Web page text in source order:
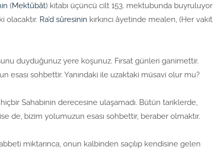
(Mektûbât) kitabı üçüncü cilt 153. mektubunda buyruluyor
olacaktır. Ra’d sûresinin kırkıncı âyetinde mealen, (Her vakit
duyduğunuz yere koşunuz. Fırsat günleri ganimettir.
esası sohbettir. Yanındaki ile uzaktaki müsavi olur mu?
Sahabinin derecesine ulaşamadı. Bütün tariklerde,
de, bizim yolumuzun esası sohbettir, beraber olmaktır.
miktarınca, onun kalbinden saçılıp kendisine gelen